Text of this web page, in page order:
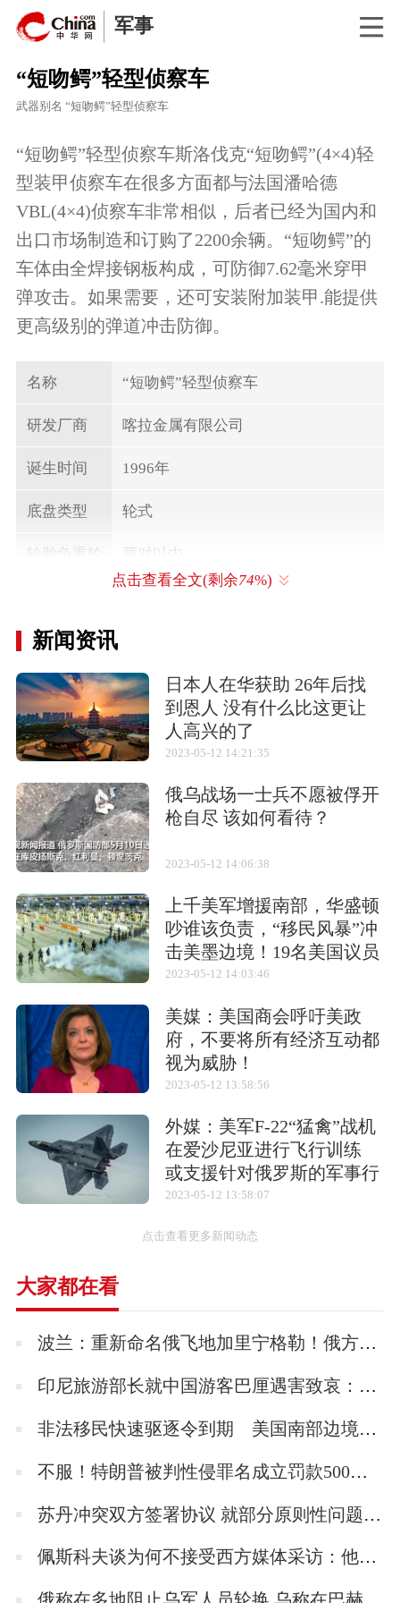
军事
“短吻鳄”轻型侦察车
武器别名 “短吻鳄”轻型侦察车
“短吻鳄”轻型侦察车斯洛伐克“短吻鳄”(4×4)轻
型装甲侦察车在很多方面都与法国潘哈德
VBL(4×4)侦察车非常相似，后者已经为国内和
出口市场制造和订购了2200余辆。“短吻鳄”的
车体由全焊接钢板构成，可防御7.62毫米穿甲
弹攻击。如果需要，还可安装附加装甲.能提供
更高级别的弹道冲击防御。
名称 “短吻鳄”轻型侦察车
研发厂商 喀拉金属有限公司
诞生时间 1996年
底盘类型 轮式
轮胎负重轮
两对以内
宽度 2.2米
高度 1.95米
战斗全重 6,700千克
最大速度 120公里/小时
最大行程 600公里
相关武器
“蝎”式侦察车 “大山猫”装甲车
“蝎”式轻型侦察
观测侦察站(ORP)警用改版车(PCM)移动指挥站
(MCP)警务支援车(PSO)装甲人员运输车(6×6)已
被提案。地雷探测车(已生产两辆样车)
按需生产。装备斯洛伐克。
研制历程
“短吻鳄”的样车由Transmisie公司生产，由喀拉
金属公司提供资金。第一批样车完成丁1996
成于2001年～2002年间。
点击查看全文(剩余74%)
新闻资讯
日本人在华获助 26年后找
到恩人 没有什么比这更让
人高兴的了
2023-05-12 14:21:35
俄乌战场一士兵不愿被俘开
枪自尽 该如何看待？
2023-05-12 14:06:38
上千美军增援南部，华盛顿
吵谁该负责，“移民风暴”冲
击美墨边境！19名美国议员
联名致信拜登
2023-05-12 14:03:46
美媒：美国商会呼吁美政
府，不要将所有经济互动都
视为威胁！
2023-05-12 13:58:56
外媒：美军F-22“猛禽”战机
在爱沙尼亚进行飞行训练
或支援针对俄罗斯的军事行
动
2023-05-12 13:58:07
点击查看更多新闻动态
大家都在看
波兰：重新命名俄飞地加里宁格勒！俄方最新回应：不是好兆头
印尼旅游部长就中国游客巴厘遇害致哀：将努力维护外国游客安全
非法移民快速驱逐令到期 美国南部边境深陷混乱 “失控”的危机要来了
不服！特朗普被判性侵罪名成立罚款500万美元，连发三个视频回应 称整个定罪是骗局 “我要上诉”
苏丹冲突双方签署协议 就部分原则性问题达成一致
佩斯科夫谈为何不接受西方媒体采访：他们不愿意说实话